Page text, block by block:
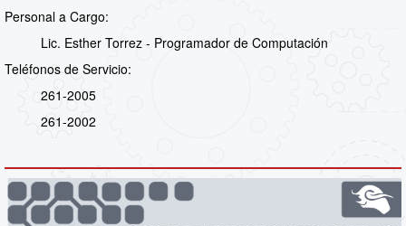
Personal a Cargo:
Lic. Esther Torrez - Programador de Computación
Teléfonos de Servicio:
261-2005
261-2002